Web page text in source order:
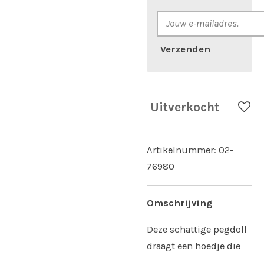
Verzenden
Uitverkocht
Artikelnummer: 02-
76980
Omschrijving
Deze schattige pegdoll
draagt een hoedje die